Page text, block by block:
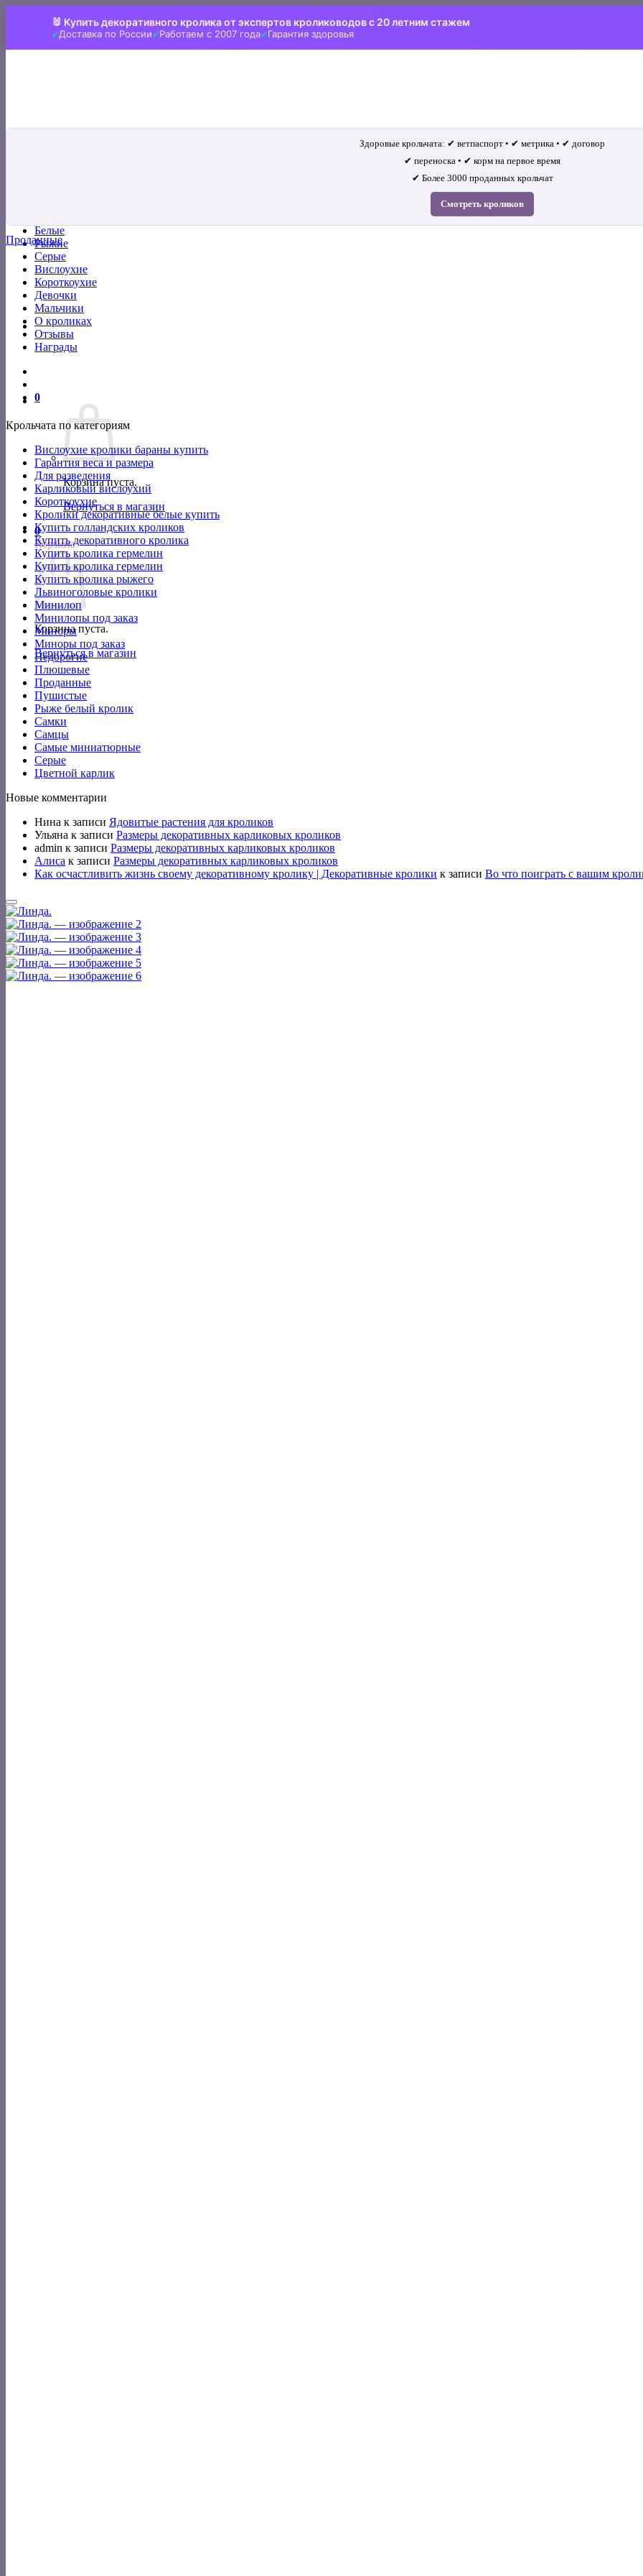
🐰 Купить декоративного кролика от экспертов кролиководов с 20 летним стажем
Доставка по России Работаем с 2007 года Гарантия здоровья
Белые
Рыжие
Серые
Вислоухие
Короткоухие
Девочки
Мальчики
О кроликах
Отзывы
Награды
0
Корзина пуста.
Вернуться в магазин
0
Корзина
Корзина пуста.
Вернуться в магазин
Здоровые крольчата: ✔ ветпаспорт • ✔ метрика • ✔ договор
✔ переноска • ✔ корм на первое время
✔ Более 3000 проданных крольчат
Смотреть кроликов
Проданные
Крольчата по категориям
Вислоухие кролики бараны купить
Гарантия веса и размера
Для разведения
Карликовый вислоухий
Короткоухие
Кролики декоративные белые купить
Купить голландских кроликов
Купить декоративного кролика
Купить кролика гермелин
Купить кролика гермелин
Купить кролика рыжего
Львиноголовые кролики
Минилоп
Минилопы под заказ
Миноры
Миноры под заказ
Недорогие
Плюшевые
Проданные
Пушистые
Рыже белый кролик
Самки
Самцы
Самые миниатюрные
Серые
Цветной карлик
Новые комментарии
Нина к записи Ядовитые растения для кроликов
Ульяна к записи Размеры декоративных карликовых кроликов
admin к записи Размеры декоративных карликовых кроликов
Алиса к записи Размеры декоративных карликовых кроликов
Как осчастливить жизнь своему декоративному кролику | Декоративные кролики к записи Во что поиграть с вашим